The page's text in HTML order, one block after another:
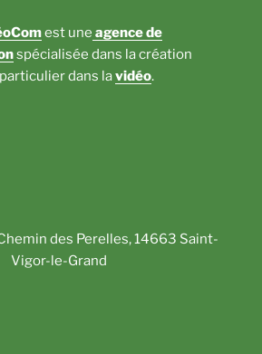
est une agence de
spécialisée dans la création
dans lavidéo.
des Perelles, 14663 Saint-
Vigor-le-Grand